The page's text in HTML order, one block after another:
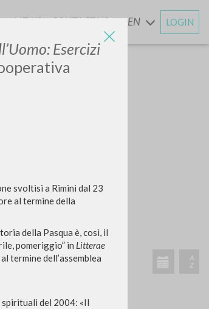
Esercizi
svoltisi a Rimini dal 23
al termine della
della Pasqua è, così, il
pomeriggio” in Litterae
termine dell’assemblea
del 2004: «Il
NEWS CONTACT US EN LOGIN